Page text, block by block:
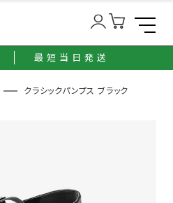
最短当日発送
クラシックパンプス ブラック